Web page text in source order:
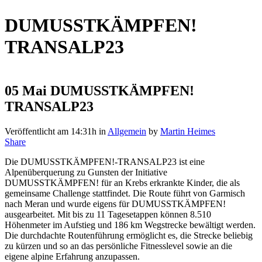
DUMUSSTKÄMPFEN!
TRANSALP23
05 Mai DUMUSSTKÄMPFEN!
TRANSALP23
Veröffentlicht am 14:31h in Allgemein by Martin Heimes
Share
Die DUMUSSTKÄMPFEN!-TRANSALP23 ist eine
Alpenüberquerung zu Gunsten der Initiative
DUMUSSTKÄMPFEN! für an Krebs erkrankte Kinder, die als
gemeinsame Challenge stattfindet. Die Route führt von Garmisch
nach Meran und wurde eigens für DUMUSSTKÄMPFEN!
ausgearbeitet. Mit bis zu 11 Tagesetappen können 8.510
Höhenmeter im Aufstieg und 186 km Wegstrecke bewältigt werden.
Die durchdachte Routenführung ermöglicht es, die Strecke beliebig
zu kürzen und so an das persönliche Fitnesslevel sowie an die
eigene alpine Erfahrung anzupassen.